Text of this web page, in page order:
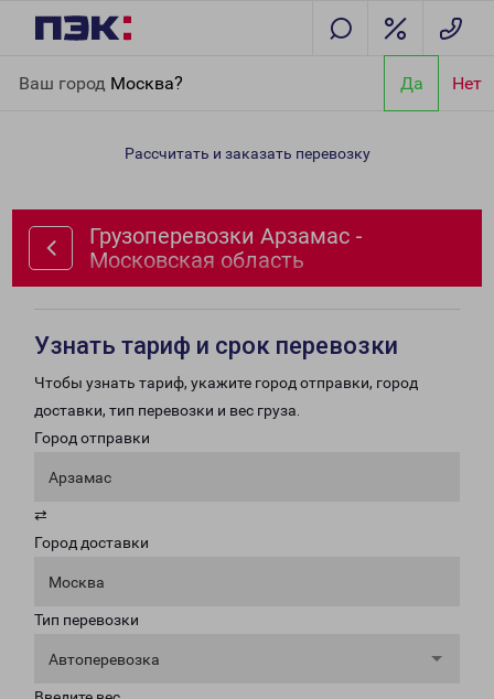
Ваш город Москва? Да Нет
область
Рассчитать и заказать перевозку
Грузоперевозки Арзамас -
Московская область
Узнать тариф и срок перевозки
Чтобы узнать тариф, укажите город отправки, город
доставки, тип перевозки и вес груза.
Город отправки
Арзамас
⇄
Город доставки
Москва
Тип перевозки
Автоперевозка